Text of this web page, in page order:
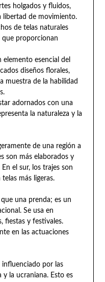
holgados y fluidos,
libertad de movimiento.
de telas naturales
que proporcionan
esencial del
diseños florales,
muestra de la habilidad
adornados con una
la naturaleza y la
de una región a
son más elaborados y
el sur, los trajes son
más ligeras.
una prenda; es un
Se usa en
fiestas y festivales.
en las actuaciones
influenciado por las
la ucraniana. Esto es